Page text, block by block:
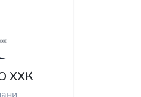
ХХК